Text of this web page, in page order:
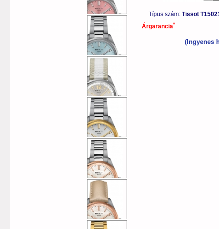
Típus szám: Tissot
Árgarancia*
(Ingyenes